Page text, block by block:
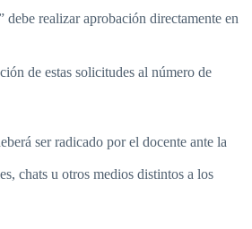
realizar aprobación directamente en
de estas solicitudes al número de
ser radicado por el docente ante la
chats u otros medios distintos a los